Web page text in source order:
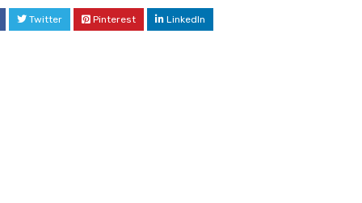
Twitter Pinterest LinkedIn